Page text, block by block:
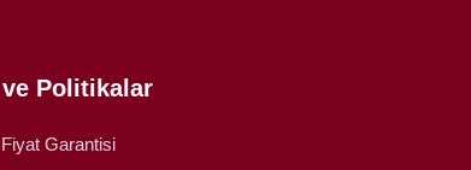
Politikalar
Garantisi